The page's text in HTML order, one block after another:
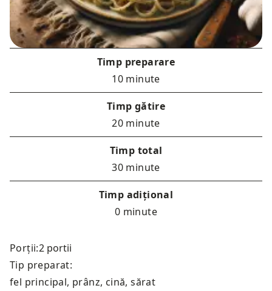
Timp preparare
10 minute
Timp gătire
20 minute
Timp total
30 minute
Timp adițional
0 minute
Porții:
Tip preparat:
fel principal, prânz, cină, sărat